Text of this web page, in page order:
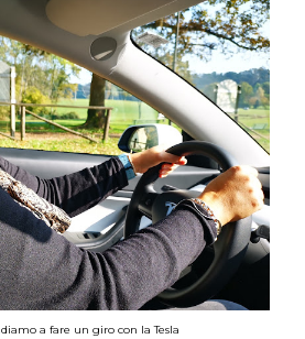
a fare un giro con la Tesla